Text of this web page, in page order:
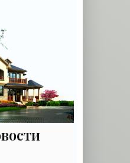
- «Цветы»